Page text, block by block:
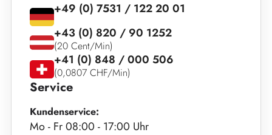
Service
Kundenservice:
Mo - Fr 08:00 - 17:00 Uhr
+49 (0) 7531 / 122 20 01
+43 (0) 820 / 90 1252
(20 Cent/Min)
+41 (0) 848 / 000 506
(0,0807 CHF/Min)